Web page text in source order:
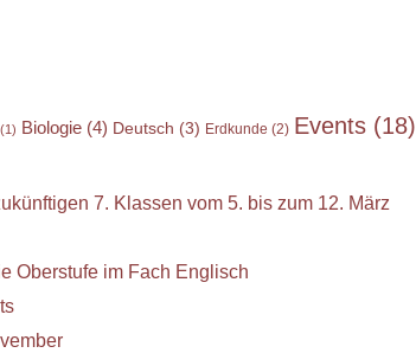
(1) Biologie (4) Deutsch (3) Erdkunde (2) Events (18)
7. Klassen vom 5. bis zum 12. März
Oberstufe im Fach Englisch